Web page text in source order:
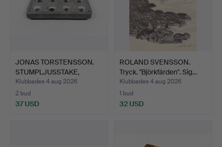
JONAS TORSTENSSON.
STUMPLJUSSTAKE,
alumini…
Klubbades 4 aug 2026
2 bud
37 USD
ROLAND SVENSSON.
Tryck. "Björkfärden". Sig…
Klubbades 4 aug 2026
1 bud
32 USD